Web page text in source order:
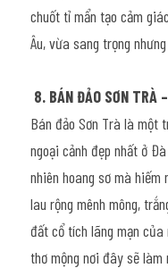
chuốt tỉ mẩn tạo cảm
Âu, vừa sang trọng
8. BÁN ĐẢO SƠN TRÀ
Bán đảo Sơn Trà là một
ngoại cảnh đẹp nhất ở
nhiên hoang sơ mà hiếm
lau rộng mênh mông,
đất cổ tích lãng mạn của
thơ mộng nơi đây sẽ làm